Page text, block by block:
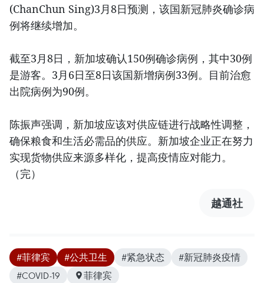
(ChanChun Sing)3月8日预测，该国新冠肺炎确诊病
例将继续增加。
截至3月8日，新加坡确认150例确诊病例，其中30例
是游客。3月6日至8日该国新增病例33例。目前治愈
出院病例为90例。
陈振声强调，新加坡应该对供应链进行战略性调整，
确保粮食和生活必需品的供应。新加坡企业正在努力
实现货物供应来源多样化，提高疫情应对能力。
（完）
越通社
#菲律宾 #公共卫生 #紧急状态
#新冠肺炎疫情
#COVID-19
菲律宾